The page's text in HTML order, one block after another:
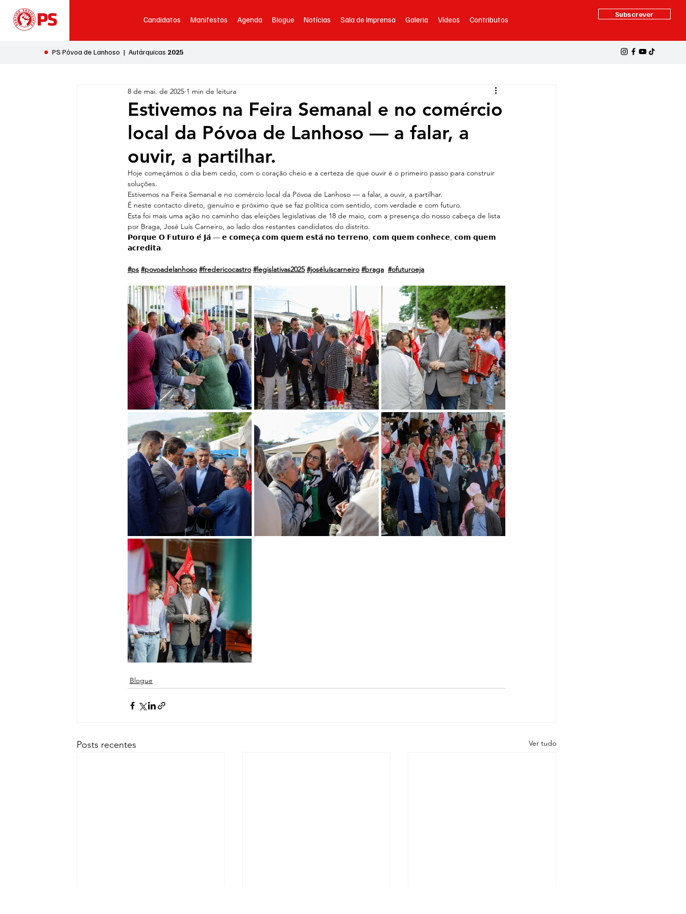
Candidatos Manifestos Agenda Blogue Notícias Sala de Imprensa Galeria Vídeos Contributos
Subscrever
• PS Póvoa de Lanhoso | Autárquicas 2025
Estivemos na Feira Semanal e no comércio
local da Póvoa de Lanhoso — a falar, a
ouvir, a partilhar.
8 de mai. de 2025 1 min de leitura
Hoje começámos o dia bem cedo, com o coração cheio e a certeza de que ouvir é o primeiro passo para construir
soluções.
Estivemos na Feira Semanal e no comércio local da Póvoa de Lanhoso — a falar, a ouvir, a partilhar.
É neste contacto direto, genuíno e próximo que se faz política com sentido, com verdade e com futuro.
Esta foi mais uma ação no caminho das eleições legislativas de 18 de maio, com a presença do nosso cabeça de lista
por Braga, José Luís Carneiro, ao lado dos restantes candidatos do distrito.
𝗣𝗼𝗿𝗾𝘂𝗲 𝗢 𝗙𝘂𝘁𝘂𝗿𝗼 𝗲́ 𝗝𝗮́ — 𝗲 𝗰𝗼𝗺𝗲𝗰̧𝗮 𝗰𝗼𝗺 𝗾𝘂𝗲𝗺 𝗲𝘀𝘁𝗮́ 𝗻𝗼 𝘁𝗲𝗿𝗿𝗲𝗻𝗼, 𝗰𝗼𝗺 𝗾𝘂𝗲𝗺 𝗰𝗼𝗻𝗵𝗲𝗰𝗲, 𝗰𝗼𝗺 𝗾𝘂𝗲𝗺
𝗮𝗰𝗿𝗲𝗱𝗶𝘁𝗮.
#ps #povoadelanhoso #fredericocastro #legislativas2025 #joséluíscarneiro #braga #ofuturoeja
Blogue
Posts recentes Ver tudo